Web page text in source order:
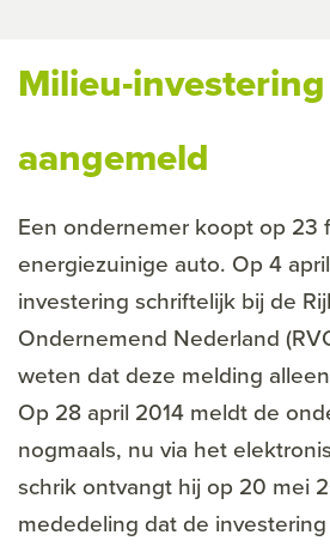
Milieu-
aangemeld
Een ondernemer koopt op 23
energiezuinige auto. Op 4
investering schriftelijk bij de
Ondernemend Nederland
weten dat deze melding
Op 28 april 2014 meldt de
nogmaals, nu via het
schrik ontvangt hij op 20 mei
mededeling dat de